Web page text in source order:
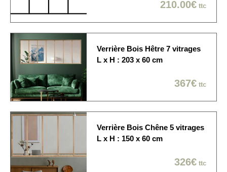
Sur rendez-vous: 1/2
journée / créneau de 2
heures / Dans la pièce de
votre choix
210.00€ ttc
Verrière Bois Hêtre 7 vitrages
L x H : 203 x 60 cm
367€ ttc
Verrière Bois Chêne 5 vitrages
L x H : 150 x 60 cm
326€ ttc